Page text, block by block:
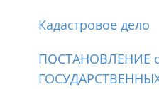
Кадастровое дело
ПОСТАНОВЛЕНИЕ